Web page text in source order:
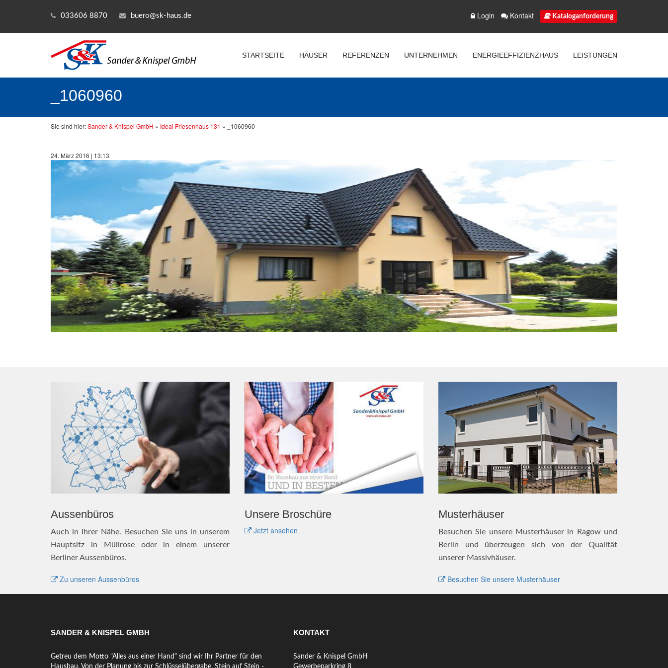
033606 8870 buero@sk-haus.de Login Kontakt Kataloganforderung
STARTSEITE HÄUSER REFERENZEN UNTERNEHMEN ENERGIEEFFIZIENZHAUS LEISTUNGEN
_1060960
Sie sind hier:Sander & Knispel GmbH » Ideal Friesenhaus 131 » _1060960
24. März 2016 | 13:13
Aussenbüros
Auch in Ihrer Nähe. Besuchen Sie uns in unserem
Hauptsitz in Müllrose oder in einem unserer
Berliner Aussenbüros.
Zu unseren Aussenbüros
Unsere Broschüre
Jetzt ansehen
Musterhäuser
Besuchen Sie unsere Musterhäuser in Ragow und
Berlin und überzeugen sich von der Qualität
unserer Massivhäuser.
Besuchen Sie unsere Musterhäuser
SANDER & KNISPEL GMBH
Getreu dem Motto "Alles aus einer Hand" sind wir Ihr Partner für den
Hausbau. Von der Planung bis zur Schlüsselübergabe. Stein auf Stein -
KONTAKT
Sander & Knispel GmbH
Gewerbeparkring 8